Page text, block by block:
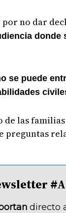
no dar
se puede
las
preguntas
directo